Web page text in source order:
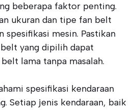
beberapa faktor penting.
ukuran dan tipe fan belt
spesifikasi mesin. Pastikan
yang dipilih dapat
lama tanpa masalah.
spesifikasi kendaraan
Setiap jenis kendaraan, baik